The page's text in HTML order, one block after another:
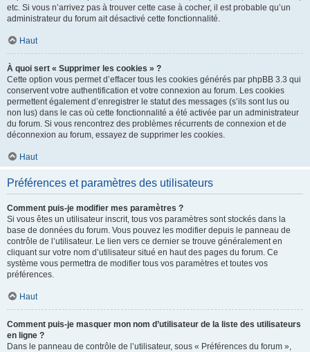
etc. Si vous n’arrivez pas à trouver cette case à cocher, il est probable qu’un
administrateur du forum ait désactivé cette fonctionnalité.
Haut
À quoi sert « Supprimer les cookies » ?
Cette option vous permet d’effacer tous les cookies générés par phpBB 3.3 qui
conservent votre authentification et votre connexion au forum. Les cookies
permettent également d’enregistrer le statut des messages (s’ils sont lus ou
non lus) dans le cas où cette fonctionnalité a été activée par un administrateur
du forum. Si vous rencontrez des problèmes récurrents de connexion et de
déconnexion au forum, essayez de supprimer les cookies.
Haut
Préférences et paramètres des utilisateurs
Comment puis-je modifier mes paramètres ?
Si vous êtes un utilisateur inscrit, tous vos paramètres sont stockés dans la
base de données du forum. Vous pouvez les modifier depuis le panneau de
contrôle de l’utilisateur. Le lien vers ce dernier se trouve généralement en
cliquant sur votre nom d’utilisateur situé en haut des pages du forum. Ce
système vous permettra de modifier tous vos paramètres et toutes vos
préférences.
Haut
Comment puis-je masquer mon nom d’utilisateur de la liste des utilisateurs
en ligne ?
Dans le panneau de contrôle de l’utilisateur, sous « Préférences du forum »,